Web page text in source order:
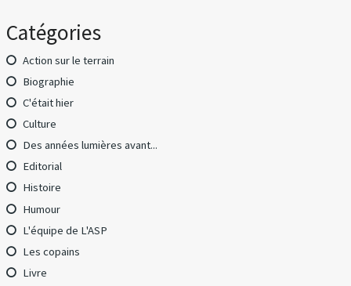
Catégories
Action sur le terrain
Biographie
C'était hier
Culture
Des années lumières avant...
Editorial
Histoire
Humour
L'équipe de L'ASP
Les copains
Livre